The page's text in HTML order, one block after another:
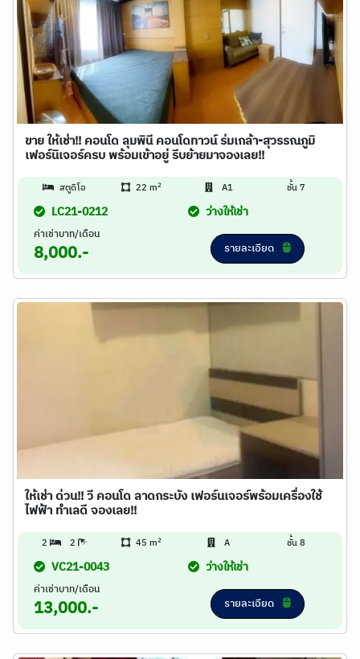
ขาย ให้เช่า!! คอนโด ลุมพินี คอนโดทาวน์ ร่มเกล้า-สุวรรณภูมิ
เฟอร์นิเจอร์ครบ พร้อมเข้าอยู่ รีบย้ายมาจองเลย!!
สตูดิโอ 22 m2 A1 ชั้น 7
LC21-0212 ว่างให้เช่า
ค่าเช่าบาท/เดือน
8,000.- รายละเอียด
ให้เช่า ด่วน!! วี คอนโด ลาดกระบัง เฟอร์นเจอร์พร้อมเครื่องใช้
ไฟฟ้า ทำเลดี จองเลย!!
2 2 45 m2 A ชั้น 8
VC21-0043 ว่างให้เช่า
ค่าเช่าบาท/เดือน
13,000.- รายละเอียด